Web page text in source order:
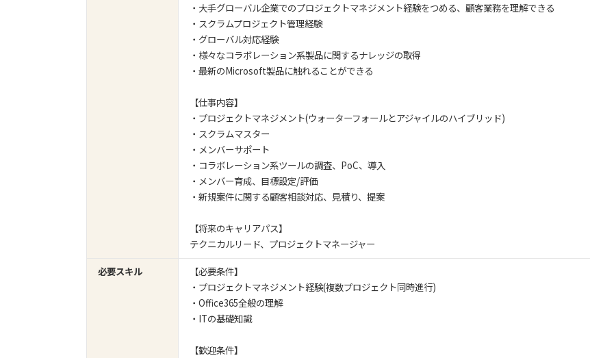
・大手グローバル企業でのプロジェクトマネジメント経験をつめる、顧客業務を理解できる
・スクラムプロジェクト管理経験
・グローバル対応経験
・様々なコラボレーション系製品に関するナレッジの取得
・最新のMicrosoft製品に触れることができる
【仕事内容】
・プロジェクトマネジメント(ウォーターフォールとアジャイルのハイブリッド)
・スクラムマスター
・メンバーサポート
・コラボレーション系ツールの調査、PoC、導入
・メンバー育成、目標設定/評価
・新規案件に関する顧客相談対応、見積り、提案
【将来のキャリアパス】
テクニカルリード、プロジェクトマネージャー
必要スキル
【必要条件】
・プロジェクトマネジメント経験(複数プロジェクト同時進行)
・Office365全般の理解
・ITの基礎知識
【歓迎条件】